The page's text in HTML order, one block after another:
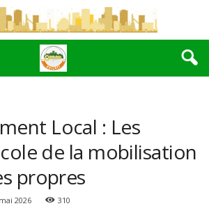
Local : Les
de la mobilisation
propres
2026 310